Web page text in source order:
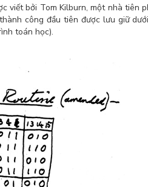
viết bởi Tom Kilburn, một nhà tiên
công đầu tiên được lưu giữ
toán học).